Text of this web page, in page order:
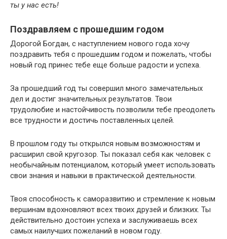
ты у нас есть!
Поздравляем с прошедшим годом
Дорогой Богдан, с наступлением нового года хочу
поздравить тебя с прошедшим годом и пожелать, чтобы
новый год принес тебе еще больше радости и успеха.
За прошедший год ты совершил много замечательных
дел и достиг значительных результатов. Твои
трудолюбие и настойчивость позволили тебе преодолеть
все трудности и достичь поставленных целей.
В прошлом году ты открылся новым возможностям и
расширил свой кругозор. Ты показал себя как человек с
необычайным потенциалом, который умеет использовать
свои знания и навыки в практической деятельности.
Твоя способность к саморазвитию и стремление к новым
вершинам вдохновляют всех твоих друзей и близких. Ты
действительно достоин успеха и заслуживаешь всех
самых наилучших пожеланий в новом году.